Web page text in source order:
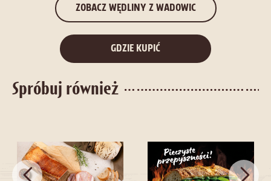
ZOBACZ WĘDLINY Z WADOWIC
GDZIE KUPIĆ
Spróbuj również